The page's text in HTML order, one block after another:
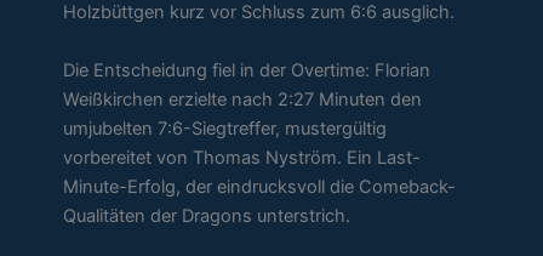
Holzbüttgen kurz vor Schluss zum 6:6 ausglich.
Die Entscheidung fiel in der Overtime: Florian
Weißkirchen erzielte nach 2:27 Minuten den
umjubelten 7:6-Siegtreffer, mustergültig
vorbereitet von Thomas Nyström. Ein Last-
Minute-Erfolg, der eindrucksvoll die Comeback-
Qualitäten der Dragons unterstrich.